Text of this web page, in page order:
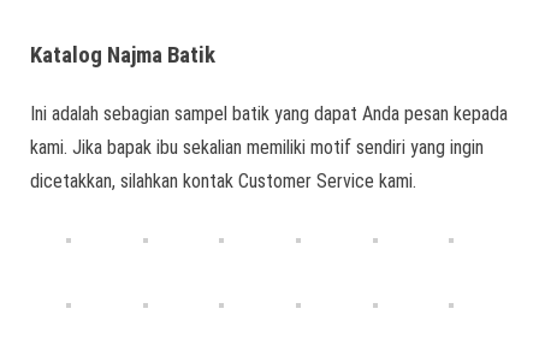
Katalog Najma Batik
Ini adalah sebagian sampel batik yang dapat Anda pesan kepada
kami. Jika bapak ibu sekalian memiliki motif sendiri yang ingin
dicetakkan, silahkan kontak Customer Service kami.